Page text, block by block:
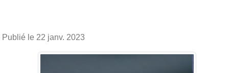
Publié le 22 janv. 2023